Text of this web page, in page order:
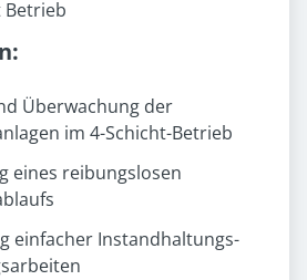
Betrieb
Überwachung der
im 4-Schicht-Betrieb
eines reibungslosen
einfacher Instandhaltungs-